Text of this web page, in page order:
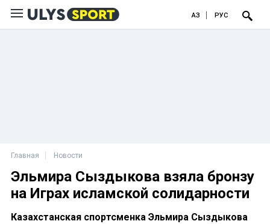
ҚАЗ РУС
Главная Новости
Эльмира Сыздыкова взяла бронзу
на Играх исламской солидарности
Казахстанская спортсменка Эльмира Сыздыкова